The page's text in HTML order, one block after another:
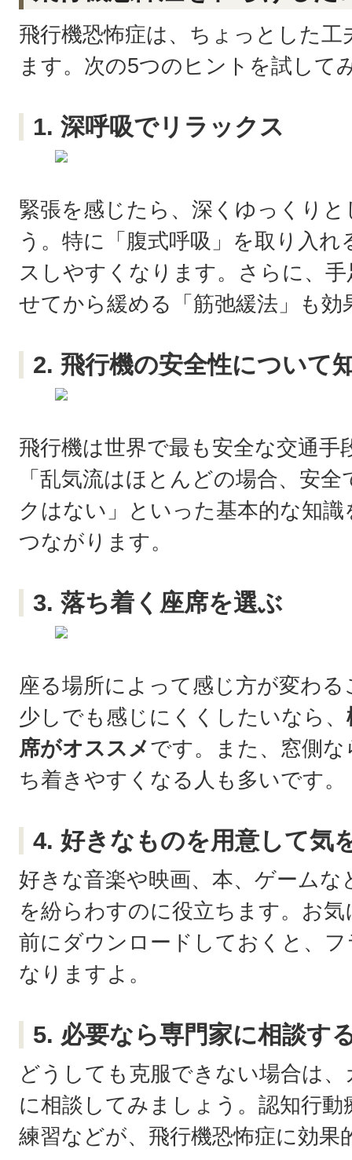
飛行機恐怖症は、ちょっとした
ます。次の5つのヒントを試して
1. 深呼吸でリラックス
緊張を感じたら、深くゆっくり
う。特に「腹式呼吸」を取り入
スしやすくなります。さらに、
せてから緩める「筋弛緩法」も効
2. 飛行機の安全性について
飛行機は世界で最も安全な交通手
「乱気流はほとんどの場合、安
クはない」といった基本的な知
つながります。
3. 落ち着く座席を選ぶ
座る場所によって感じ方が変わ
少しでも感じにくくしたいなら、
席がオススメです。また、窓側
ち着きやすくなる人も多いです。
4. 好きなものを用意して気
好きな音楽や映画、本、ゲーム
を紛らわすのに役立ちます。お
前にダウンロードしておくと、
なりますよ。
5. 必要なら専門家に相談す
どうしても克服できない場合は
に相談してみましょう。認知行
練習などが、飛行機恐怖症に効果